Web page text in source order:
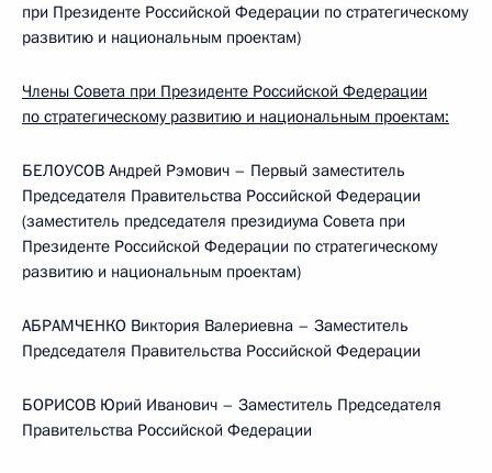
при Президенте Российской Федерации по стратегическому
развитию и национальным проектам)
Члены Совета при Президенте Российской Федерации
по стратегическому развитию и национальным проектам:
БЕЛОУСОВ Андрей Рэмович – Первый заместитель
Председателя Правительства Российской Федерации
(заместитель председателя президиума Совета при
Президенте Российской Федерации по стратегическому
развитию и национальным проектам)
АБРАМЧЕНКО Виктория Валериевна – Заместитель
Председателя Правительства Российской Федерации
БОРИСОВ Юрий Иванович – Заместитель Председателя
Правительства Российской Федерации